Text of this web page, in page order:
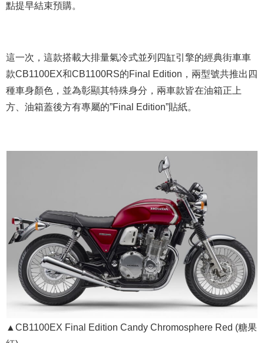
點提早結束預購。
這一次，這款搭載大排量氣冷式並列四缸引擎的經典街車車
款CB1100EX和CB1100RS的Final Edition，兩型號共推出四
種車身顏色，並為彰顯其特殊身分，兩車款皆在油箱正上
方、油箱蓋後方有專屬的”Final Edition”貼紙。
▲CB1100EX Final Edition Candy Chromosphere Red (糖果